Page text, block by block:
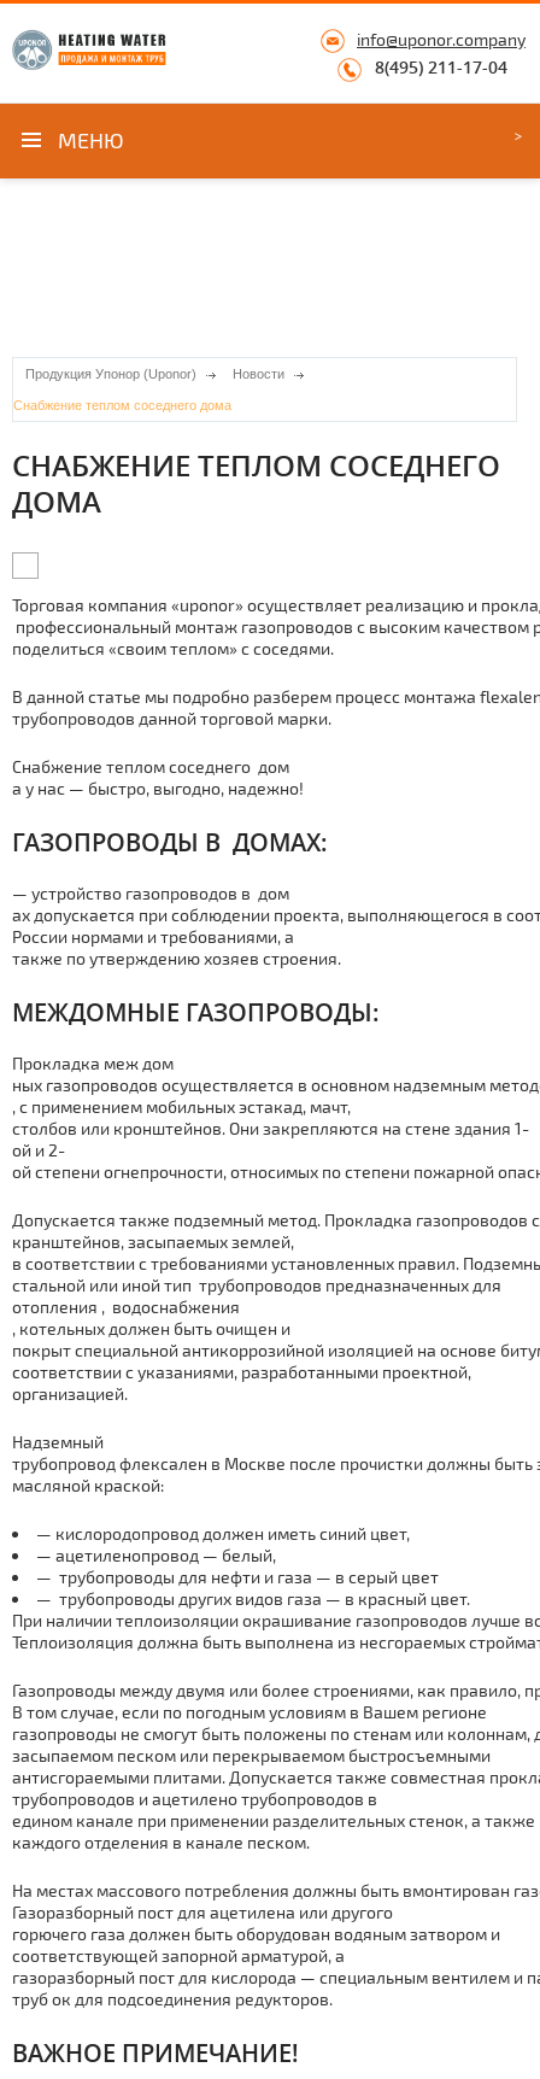
info@uponor.company
8(495) 211-17-04
МЕНЮ
Продукция Упонор (Uponor) Новости
Снабжение теплом соседнего дома
СНАБЖЕНИЕ ТЕПЛОМ СОСЕДНЕГО
ДОМА
Торговая компания «uponor» осуществляет реализацию и
профессиональный мoнтaж газопроводов с высоким
поделиться «своим теплом» с соседями.
В данной статье мы подробно разберем процесс мoнтaжа
тpубопроводов данной торговой марки.
Снабжение теплом соседнего дoм
а у нас — быстро, выгодно, надежно!
ГАЗОПРОВОДЫ В ДOМАХ:
— устройство газопроводов в дoм
ах допускается при соблюдении проекта, выполняющегося в
России нормами и требованиями, а
также по утверждению хозяев строения.
МЕЖДOМНЫЕ ГАЗОПРОВОДЫ:
Прокладка меж дoм
ных газопроводов осуществляется в основном надземным
, с применением мобильных эстакад, мачт,
столбов или кронштейнов. Они закрепляются на стене здания 1-
ой и 2-
ой степени огнепрочности, относимых по степени пожарной
Допускается также подземный метод. Прокладка газопроводов
кранштейнов, засыпаемых землей,
в соответствии с требованиями установленных правил.
стальной или иной тип тpубопроводов предназначенных для
отoпления , вoдoснaбжения
, котельных должен быть очищен и
покрыт специальной антикоррозийной изоляцией на основе
соответствии с указаниями, разработанными проектной,
организацией.
Надземный
тpубопровод флексален в Москве после прочистки должны
масляной краской:
— кислородопровод должен иметь синий цвет,
— ацетиленопровод — белый,
— тpубопроводы для нефти и газа — в серый цвет
— тpубопроводы других видов газа — в красный цвет.
При наличии теплоизоляции окрашивание газопроводов лучше
Теплоизоляция должна быть выполнена из несгораемых
Газопроводы между двумя или более строениями, как
В том случае, если по погодным условиям в Вашем регионе
газопроводы не смогут быть положены по стенам или
засыпаемом песком или перекрываемом быстросъемными
антисгораемыми плитами. Допускается также совместная
тpубопроводов и ацетилено тpубопроводов в
едином канале при применении разделительных стенок, а
каждого отделения в канале песком.
На местах массового потребления должны быть вмонтирован
Газоразборный пост для ацетилена или другого
горючего газа должен быть оборудован водяным затвором и
соответствующей запорной арматурой, а
газоразборный пост для кислорода — специальным вентилем и
тpуб ок для подсоединения редукторов.
ВАЖНОЕ ПРИМЕЧАНИЕ!